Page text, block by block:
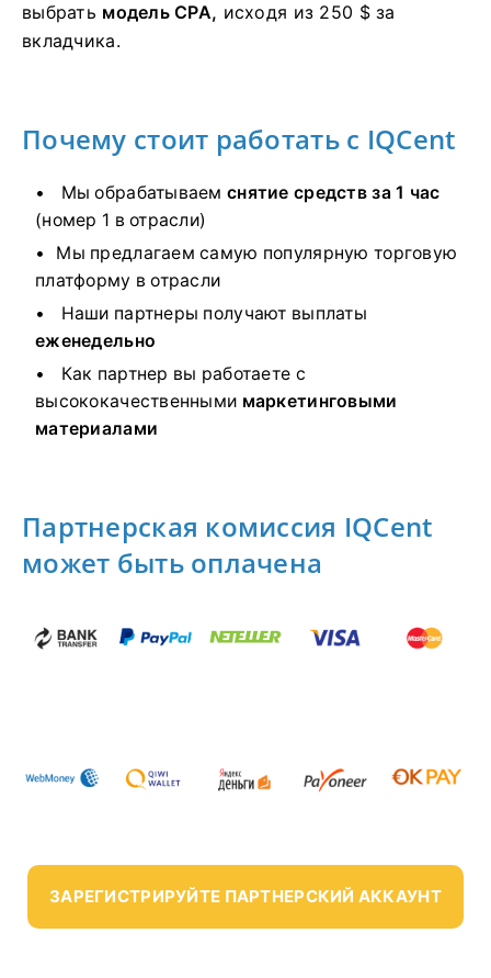
выбрать модель CPA, исходя из 250 $ за
вкладчика.
Почему стоит работать с IQCent
Мы обрабатываемснятие средств за 1 час
(номер 1 в отрасли)
Мы предлагаем самую популярную торговую
платформу в отрасли
Наши партнеры получают выплаты
еженедельно
Как партнер вы работаете с
высококачественными маркетинговыми
материалами
Партнерская комиссия IQCent
может быть оплачена
ЗАРЕГИСТРИРУЙТЕ ПАРТНЕРСКИЙ АККАУНТ